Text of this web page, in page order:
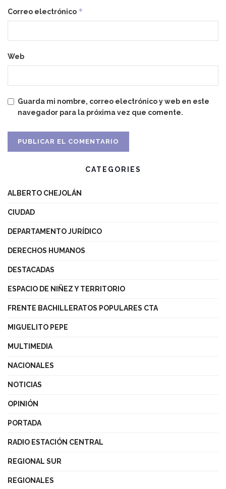
Correo electrónico *
Web
Guarda mi nombre, correo electrónico y web en este
navegador para la próxima vez que comente.
CATEGORIES
ALBERTO CHEJOLÁN
CIUDAD
DEPARTAMENTO JURÍDICO
DERECHOS HUMANOS
DESTACADAS
ESPACIO DE NIÑEZ Y TERRITORIO
FRENTE BACHILLERATOS POPULARES CTA
MIGUELITO PEPE
MULTIMEDIA
NACIONALES
NOTICIAS
OPINIÓN
PORTADA
RADIO ESTACIÓN CENTRAL
REGIONAL SUR
REGIONALES